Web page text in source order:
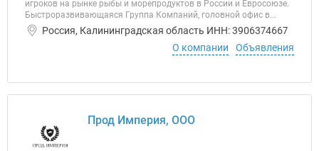
игроков на рынке рыбы и морепродуктов в России и Евросоюзе.
Быстроразвивающаяся Группа Компаний, головной офис в...
Россия, Калининградская область ИНН: 3906374667
О компании
Объявления
Прод Империя, ООО